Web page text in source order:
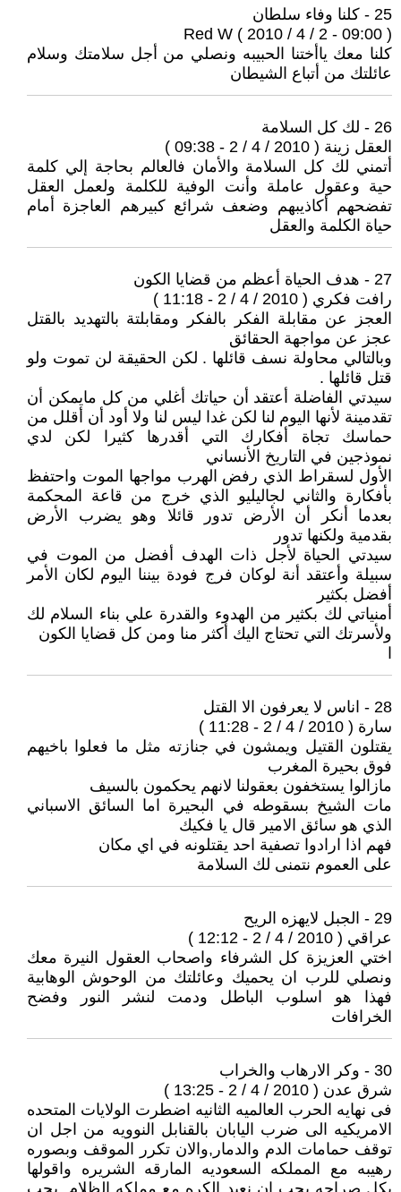
25 - كلنا وفاء سلطان
Red W ( 2010 / 4 / 2 - 09:00 )
كلنا معك ياأختنا الحبيبه ونصلي من أجل سلامتك وسلام
عائلتك من أتباع الشيطان
26 - لك كل السلامة
العقل زينة ( 2010 / 4 / 2 - 09:38 )
أتمني لك كل السلامة والأمان فالعالم بحاجة إلي كلمة
حية وعقول عاملة وأنت الوفية للكلمة ولعمل العقل
تفضحهم أكاذيبهم وضعف شرائع كبيرهم العاجزة أمام
حياة الكلمة والعقل
27 - هدف الحياة أعظم من قضايا الكون
رافت فكري ( 2010 / 4 / 2 - 11:18 )
العجز عن مقابلة الفكر بالفكر ومقابلتة بالتهديد بالقتل
عجز عن مواجهة الحقائق
وبالتالي محاولة نسف قائلها . لكن الحقيقة لن تموت ولو
قتل قائلها .
سيدتي الفاضلة أعتقد أن حياتك أغلي من كل مايمكن أن
تقدمينة لأنها اليوم لنا لكن غدا ليس لنا ولا أود أن أقلل من
حماسك تجاة أفكارك التي أقدرها كثيرا لكن لدي
نموذجين في التاريخ الأنساني
الأول لسقراط الذي رفض الهرب مواجها الموت واحتفظ
بأفكارة والثاني لجاليليو الذي خرج من قاعة المحكمة
بعدما أنكر أن الأرض تدور قائلا وهو يضرب الأرض
بقدمية ولكنها تدور
سيدتي الحياة لأجل ذات الهدف أفضل من الموت في
سبيلة وأعتقد أنة لوكان فرج فودة بيننا اليوم لكان الأمر
أفضل بكثير
أمنياتي لك بكثير من الهدوء والقدرة علي بناء السلام لك
ولأسرتك التي تحتاج اليك أكثر منا ومن كل قضايا الكون
28 - اناس لا يعرفون الا القتل
سارة ( 2010 / 4 / 2 - 11:28 )
يقتلون القتيل ويمشون في جنازته مثل ما فعلوا باخيهم
فوق بحيرة المغرب
مازالوا يستخفون بعقولنا لانهم يحكمون بالسيف
مات الشيخ بسقوطه في البحيرة اما السائق الاسباني
الذي هو سائق الامير قال يا فكيك
فهم اذا ارادوا تصفية احد يقتلونه في اي مكان
على العموم نتمنى لك السلامة
29 - الجبل لايهزه الريح
عراقي ( 2010 / 4 / 2 - 12:12 )
اختي العزيزة كل الشرفاء واصحاب العقول النيرة معك
ونصلي للرب ان يحميك وعائلتك من الوحوش الوهابية
فهذا هو اسلوب الباطل ودمت لنشر النور وفضح
الخرافات
30 - وكر الارهاب والخراب
شرق عدن ( 2010 / 4 / 2 - 13:25 )
فى نهايه الحرب العالميه الثانيه اضطرت الولايات المتحده
الامريكيه الى ضرب اليابان بالقنابل النوويه من اجل ان
توقف حمامات الدم والدمار,والان تكرر الموقف وبصوره
رهيبه مع المملكه السعوديه المارقه الشريره واقولها